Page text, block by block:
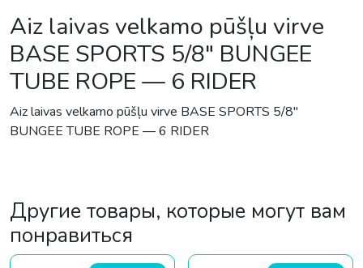
Aiz laivas velkamo pūšļu virve
BASE SPORTS 5/8″ BUNGEE
TUBE ROPE — 6 RIDER
Aiz laivas velkamo pūšļu virve BASE SPORTS 5/8″
BUNGEE TUBE ROPE — 6 RIDER
Другие товары, которые могут вам
понравиться